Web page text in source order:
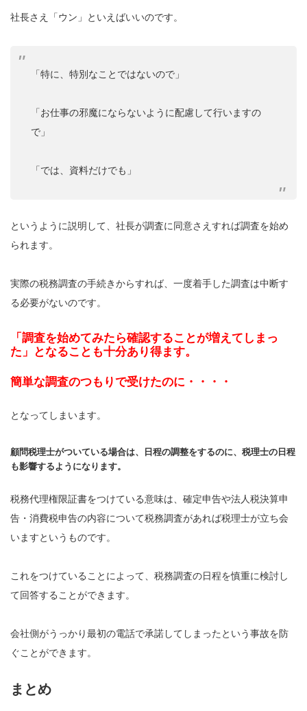
社長さえ「ウン」といえばいいのです。
「特に、特別なことではないので」
「お仕事の邪魔にならないように配慮して行いますの
で」
「では、資料だけでも」
というように説明して、社長が調査に同意さえすれば調査を始め
られます。
実際の税務調査の手続きからすれば、一度着手した調査は中断す
る必要がないのです。
「調査を始めてみたら確認することが増えてしまっ
た」となることも十分あり得ます。
簡単な調査のつもりで受けたのに・・・・
となってしまいます。
顧問税理士がついている場合は、日程の調整をするのに、税理士の日程
も影響するようになります。
税務代理権限証書をつけている意味は、確定申告や法人税決算申
告・消費税申告の内容について税務調査があれば税理士が立ち会
いますというものです。
これをつけていることによって、税務調査の日程を慎重に検討し
て回答することができます。
会社側がうっかり最初の電話で承諾してしまったという事故を防
ぐことができます。
まとめ